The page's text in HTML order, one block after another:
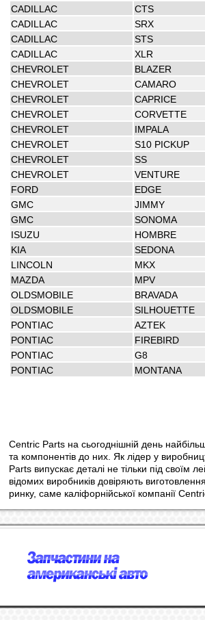
CADILLAC
CTS
CADILLAC
SRX
CADILLAC
STS
CADILLAC
XLR
CHEVROLET
BLAZER
CHEVROLET
CAMARO
CHEVROLET
CAPRICE
CHEVROLET
CORVETTE
CHEVROLET
IMPALA
CHEVROLET
S10 PICKUP
CHEVROLET
SS
CHEVROLET
VENTURE
FORD
EDGE
GMC
JIMMY
GMC
SONOMA
ISUZU
HOMBRE
KIA
SEDONA
LINCOLN
MKX
MAZDA
MPV
OLDSMOBILE
BRAVADA
OLDSMOBILE
SILHOUETTE
PONTIAC
AZTEK
PONTIAC
FIREBIRD
PONTIAC
G8
PONTIAC
MONTANA
Centric Parts на сьогоднішній день
та компонентів до них. Як лідер у
Parts випускає деталі не тільки під своїм
відомих виробників довіряють
ринку, саме каліфорнійської компанії